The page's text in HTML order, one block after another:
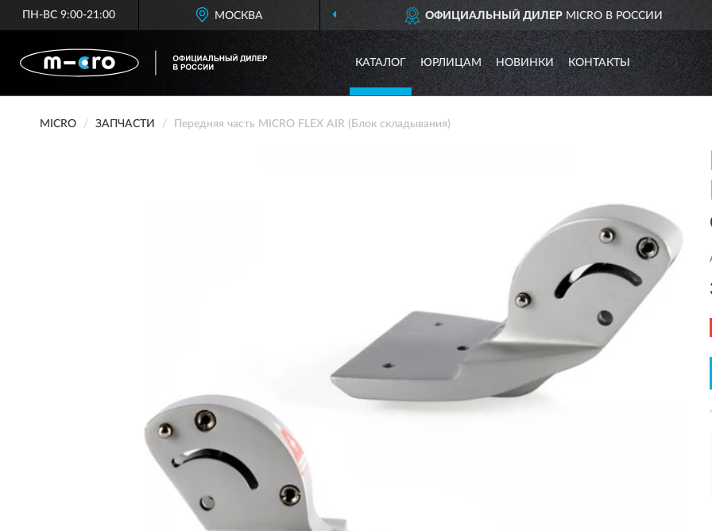
ПН-ВС 9:00-21:00 МОСКВА ОФИЦИАЛЬНЫЙ ДИЛЕР MICRO В РОССИИ
КАТАЛОГ ЮРЛИЦАМ НОВИНКИ КОНТАКТЫ
MICRO ЗАПЧАСТИ Передняя часть MICRO FLEX AIR (Блок складывания)